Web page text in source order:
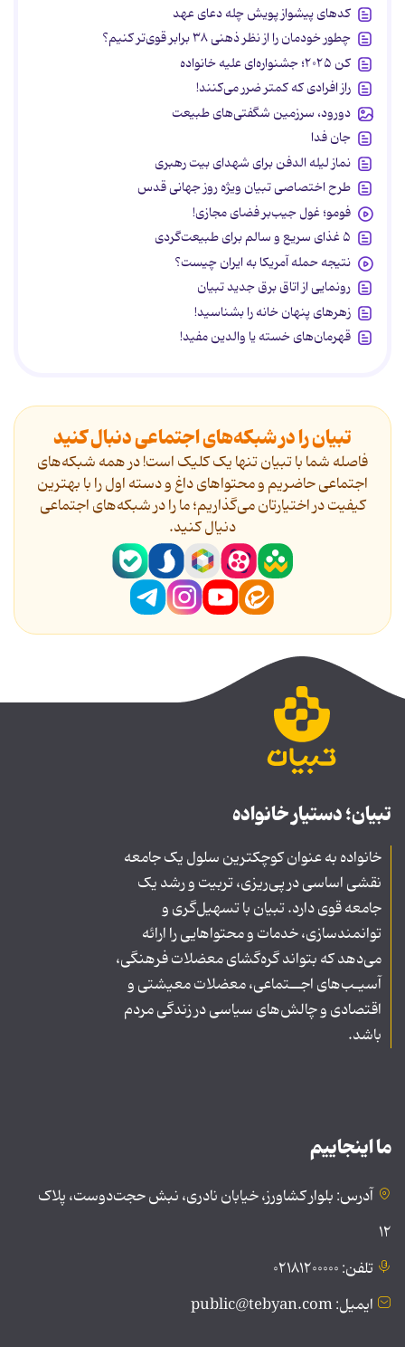
کدهای پیشواز پویش چله دعای عهد
چطور خودمان را از نظر ذهنی ۳۸ برابر قوی‌تر کنیم؟
کن ۲۰۲۵؛ جشنواره‌ای علیه خانواده
راز افرادی که کمتر ضرر می‌کنند!
دورود، سرزمین شگفتی‌های طبیعت
جان فدا
نماز لیله الدفن برای شهدای بیت رهبری
طرح اختصاصی تبیان ویژه روز جهانی قدس
فومو؛ غول جیب‌بر فضای مجازی!
۵ غذای سریع و سالم برای طبیعت‌گردی
نتیجه حمله آمریکا به ایران چیست؟
رونمایی از اتاق برق جدید تبیان
زهرهای پنهان خانه را بشناسید!
قهرمان‌های خسته یا والدین مفید!
تبیان را در شبکه‌های اجتماعی دنبال کنید
فاصله شما با تبیان تنها یک کلیک است! در همه شبکه‌های
اجتماعی حاضریم و محتواهای داغ و دسته اول را با بهترین
کیفیت در اختیارتان می‌گذاریم؛ ما را در شبکه‌های اجتماعی
دنیال کنید.
تبیان؛ دستیار خانواده
خانواده به عنوان کوچکترین سلول یک جامعه
نقشی اساسی در پی‌ریزی، تربیت و رشد یک
جامعه قوی دارد. تبیان با تسهیل‌گری و
توانمندسازی، خدمات و محتواهایی را ارائه
می‌دهد که بتواند گره‌گشای معضلات فرهنگی،
آسیـب‌های اجــتماعی، معضلات معیشتی و
اقتصادی و چالش‌های سیاسی در زندگی مردم
باشد.
ما اینجاییم
آدرس: بلوار کشاورز، خیابان نادری، نبش حجت‌دوست، پلاک
۱۲
تلفن: ۰۲۱۸۱۲۰۰۰۰۰
ایمیل: public@tebyan.com